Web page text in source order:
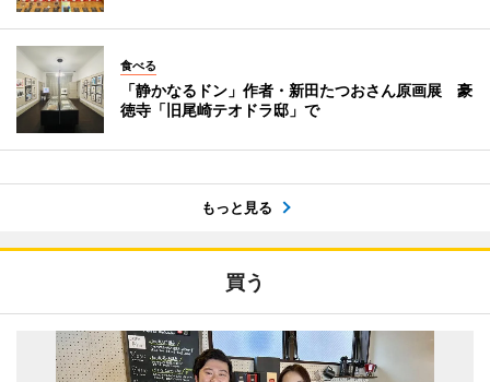
食べる
「静かなるドン」作者・新田たつおさん原画展 豪
徳寺「旧尾崎テオドラ邸」で
もっと見る
買う